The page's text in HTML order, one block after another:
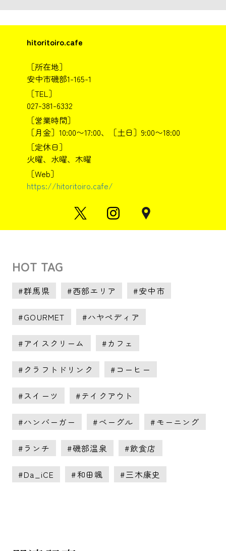
hitoritoiro.cafe
［所在地］
安中市磯部1-165-1
［TEL］
027-381-6332
［営業時間］
［月金］10:00〜17:00、［土日］9:00〜18:00
［定休日］
火曜、水曜、木曜
［Web］
https://hitoritoiro.cafe/
HOT TAG
群馬県 西部エリア 安中市
GOURMET ハヤペディア
アイスクリーム カフェ
クラフトドリンク コーヒー
スイーツ テイクアウト
ハンバーガー ベーグル モーニング
ランチ 磯部温泉 飲食店
Da_iCE 和田颯 三木康史